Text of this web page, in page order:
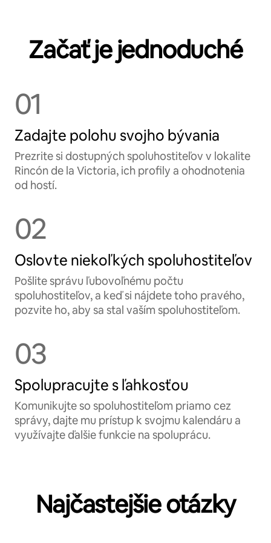
Začať je jednoduché
01
Zadajte polohu svojho bývania
Prezrite si dostupných spoluhostiteľov v lokalite
Rincón de la Victoria, ich profily a ohodnotenia
od hostí.
02
Oslovte niekoľkých spoluhostiteľov
Pošlite správu ľubovoľnému počtu
spoluhostiteľov, a keď si nájdete toho pravého,
pozvite ho, aby sa stal vaším spoluhostiteľom.
03
Spolupracujte s ľahkosťou
Komunikujte so spoluhostiteľom priamo cez
správy, dajte mu prístup k svojmu kalendáru a
využívajte ďalšie funkcie na spoluprácu.
Najčastejšie otázky